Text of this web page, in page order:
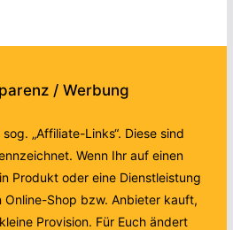
/ Werbung
„Affiliate-Links“. Diese sind
Wenn Ihr auf einen
Produkt oder eine Dienstleistung
Shop bzw. Anbieter kauft,
Provision. Für Euch ändert